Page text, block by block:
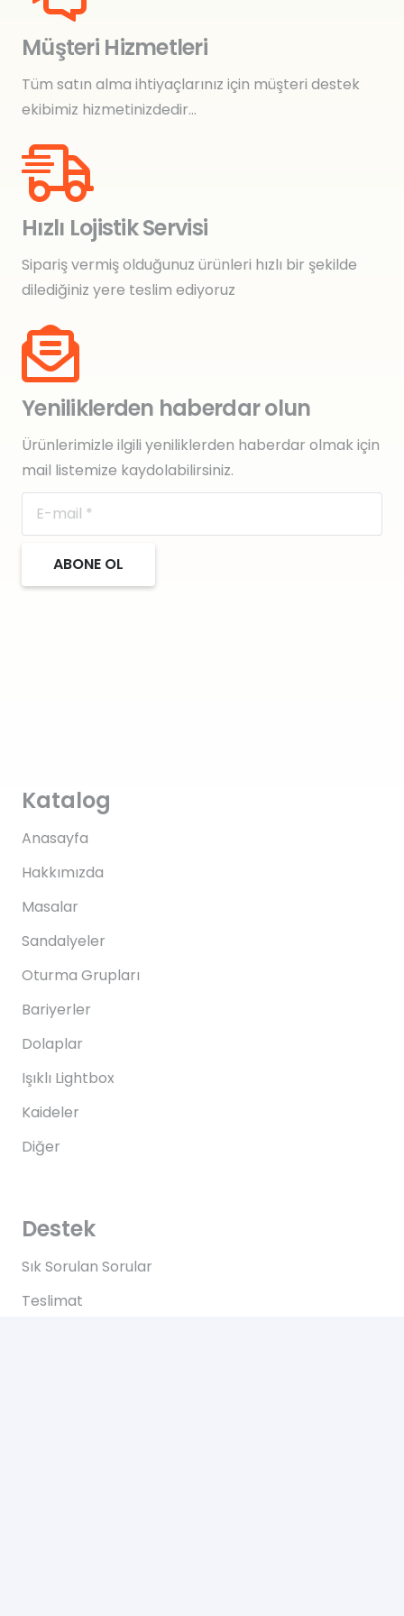
Müşteri Hizmetleri
Tüm satın alma ihtiyaçlarınız için müşteri destek
ekibimiz hizmetinizdedir…
Hızlı Lojistik Servisi
Sipariş vermiş olduğunuz ürünleri hızlı bir şekilde
dilediğiniz yere teslim ediyoruz
Yeniliklerden haberdar olun
Ürünlerimizle ilgili yeniliklerden haberdar olmak için
mail listemize kaydolabilirsiniz.
ABONE OL
Katalog
Anasayfa
Hakkımızda
Masalar
Sandalyeler
Oturma Grupları
Bariyerler
Dolaplar
Işıklı Lightbox
Kaideler
Diğer
Destek
Sık Sorulan Sorular
Teslimat